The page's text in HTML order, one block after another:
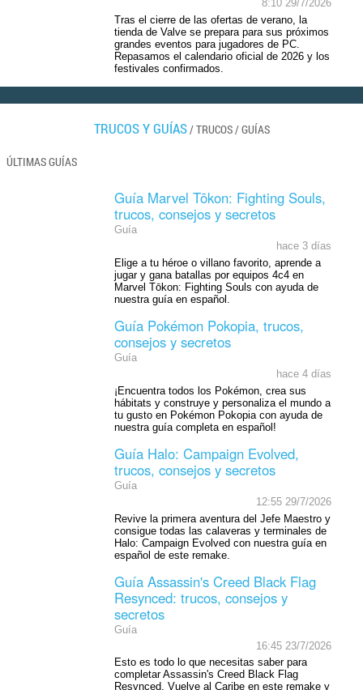
8:10 29/7/2026
Tras el cierre de las ofertas de verano, la
tienda de Valve se prepara para sus próximos
grandes eventos para jugadores de PC.
Repasamos el calendario oficial de 2026 y los
festivales confirmados.
TRUCOS Y GUÍAS/TRUCOS/GUÍAS
ÚLTIMAS GUÍAS
Guía Marvel Tōkon: Fighting Souls,
trucos, consejos y secretos
Guía
hace 3 días
Elige a tu héroe o villano favorito, aprende a
jugar y gana batallas por equipos 4c4 en
Marvel Tōkon: Fighting Souls con ayuda de
nuestra guía en español.
Guía Pokémon Pokopia, trucos,
consejos y secretos
Guía
hace 4 días
¡Encuentra todos los Pokémon, crea sus
hábitats y construye y personaliza el mundo a
tu gusto en Pokémon Pokopia con ayuda de
nuestra guía completa en español!
Guía Halo: Campaign Evolved,
trucos, consejos y secretos
Guía
12:55 29/7/2026
Revive la primera aventura del Jefe Maestro y
consigue todas las calaveras y terminales de
Halo: Campaign Evolved con nuestra guía en
español de este remake.
Guía Assassin's Creed Black Flag
Resynced: trucos, consejos y
secretos
Guía
16:45 23/7/2026
Esto es todo lo que necesitas saber para
completar Assassin's Creed Black Flag
Resynced. Vuelve al Caribe en este remake y